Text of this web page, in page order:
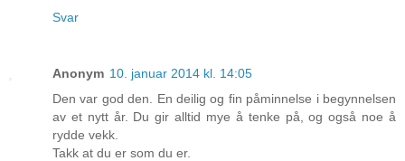
Svar
Anonym 10. januar 2014 kl. 14:05
Den var god den. En deilig og fin påminnelse i begynnelsen
av et nytt år. Du gir alltid mye å tenke på, og også noe å
rydde vekk.
Takk at du er som du er.